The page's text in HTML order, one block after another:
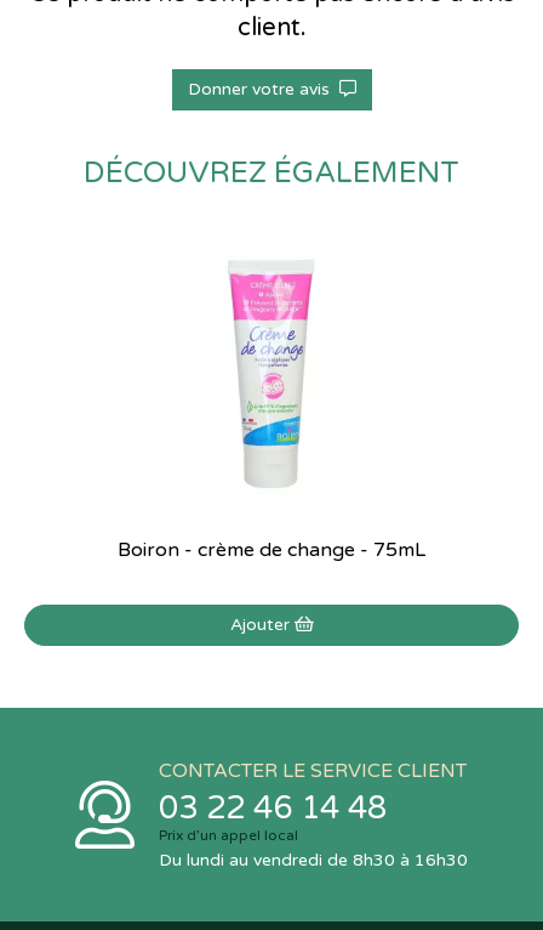
client.
Donner votre avis
DÉCOUVREZ ÉGALEMENT
Boiron - crème de change - 75mL
Ajouter
CONTACTER LE SERVICE CLIENT
03 22 46 14 48
Prix d’un appel local
Du lundi au vendredi de 8h30 à 16h30